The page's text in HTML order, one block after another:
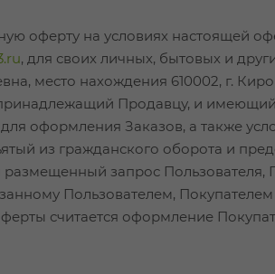
оферту на условиях настоящей
, для своих личных, бытовых и
место нахождения 610002, г.
Продавцу, и имеющий
оформления Заказов, а также
из гражданского оборота и
запрос Пользователя,
Пользователем,
считается оформление